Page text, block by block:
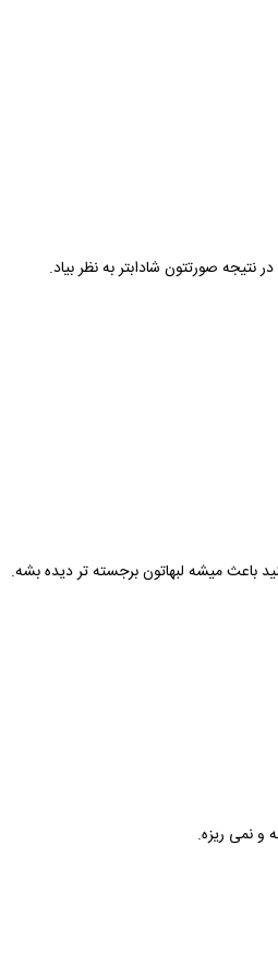
صورتتون شادابتر به نظر بیاد.
باعث میشه لبهاتون برجسته تر دیده بشه.
و نمی ریزه.